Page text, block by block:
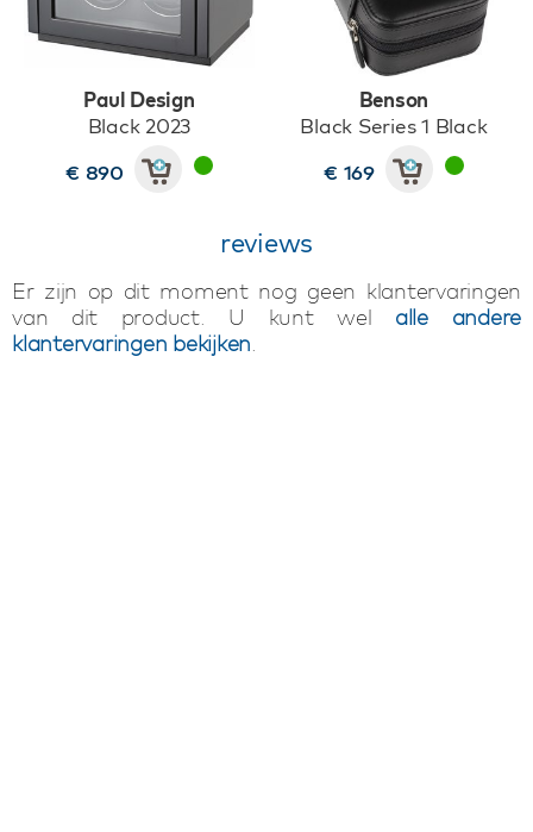
Paul Design
Black 2023
€ 890
Benson
Black Series 1 Black
€ 169
reviews
Er zijn op dit moment nog geen klantervaringen
van dit product. U kunt wel alle andere
klantervaringen bekijken.